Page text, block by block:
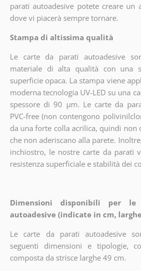
parati autoadesive potete creare un
dove vi piacerà sempre tornare.
Stampa di altissima qualità
Le carte da parati autoadesive
materiale di alta qualità con una
superficie opaca. La stampa viene
moderna tecnologia UV-LED su una
spessore di 90 µm. Le carte da
PVC-free (non contengono
da una forte colla acrilica, quindi non
che non aderiscano alla parete.
inchiostro, le nostre carte da parati
resistenza superficiale e stabilità dei
Dimensioni disponibili per
autoadesive (indicate in cm,
Le carte da parati autoadesive
seguenti dimensioni e tipologie,
composta da strisce larghe 49 cm.